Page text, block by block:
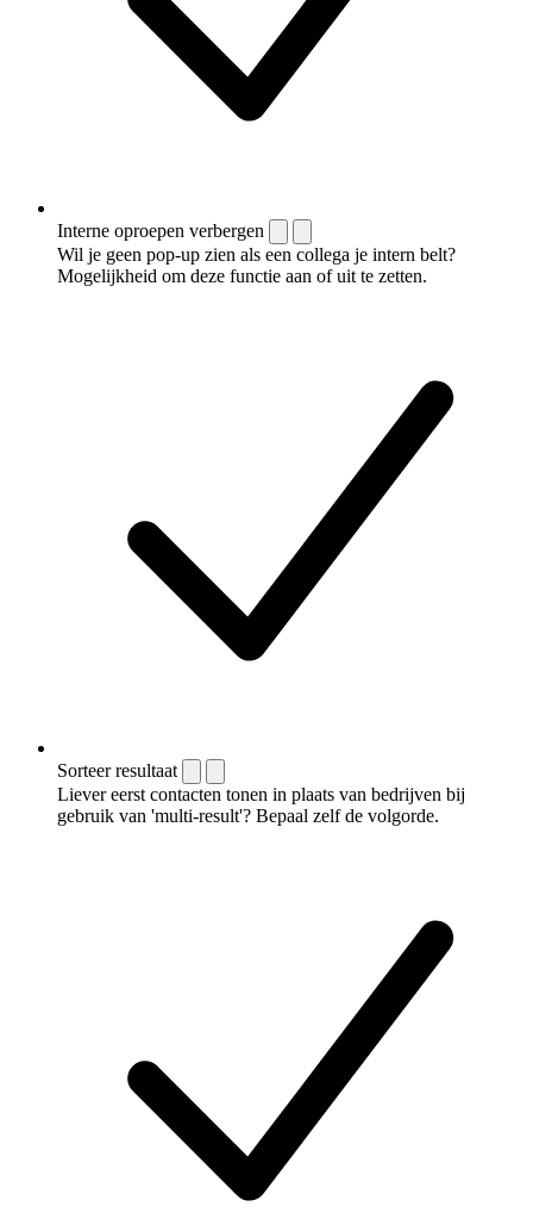
Interne oproepen verbergen
Wil je geen pop-up zien als een collega je intern belt?
Mogelijkheid om deze functie aan of uit te zetten.
Sorteer resultaat
Liever eerst contacten tonen in plaats van bedrijven bij
gebruik van 'multi-result'? Bepaal zelf de volgorde.